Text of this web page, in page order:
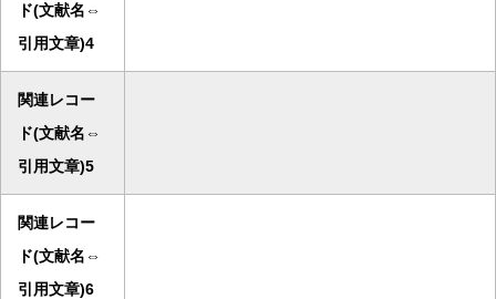
ド(文献名⇔
引用文章)4
関連レコー
ド(文献名⇔
引用文章)5
関連レコー
ド(文献名⇔
引用文章)6